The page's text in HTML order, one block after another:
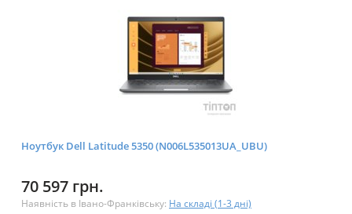
Ноутбук Dell Latitude 5350 (N006L535013UA_UBU)
70 597 грн.
Наявність в Івано-Франківську: На складі (1-3 дні)